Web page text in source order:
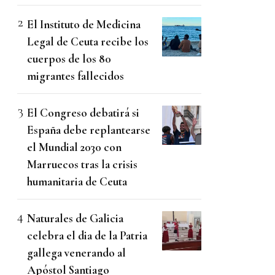
El Instituto de Medicina
Legal de Ceuta recibe los
cuerpos de los 80
migrantes fallecidos
El Congreso debatirá si
España debe replantearse
el Mundial 2030 con
Marruecos tras la crisis
humanitaria de Ceuta
Naturales de Galicia
celebra el dia de la Patria
gallega venerando al
Apóstol Santiago